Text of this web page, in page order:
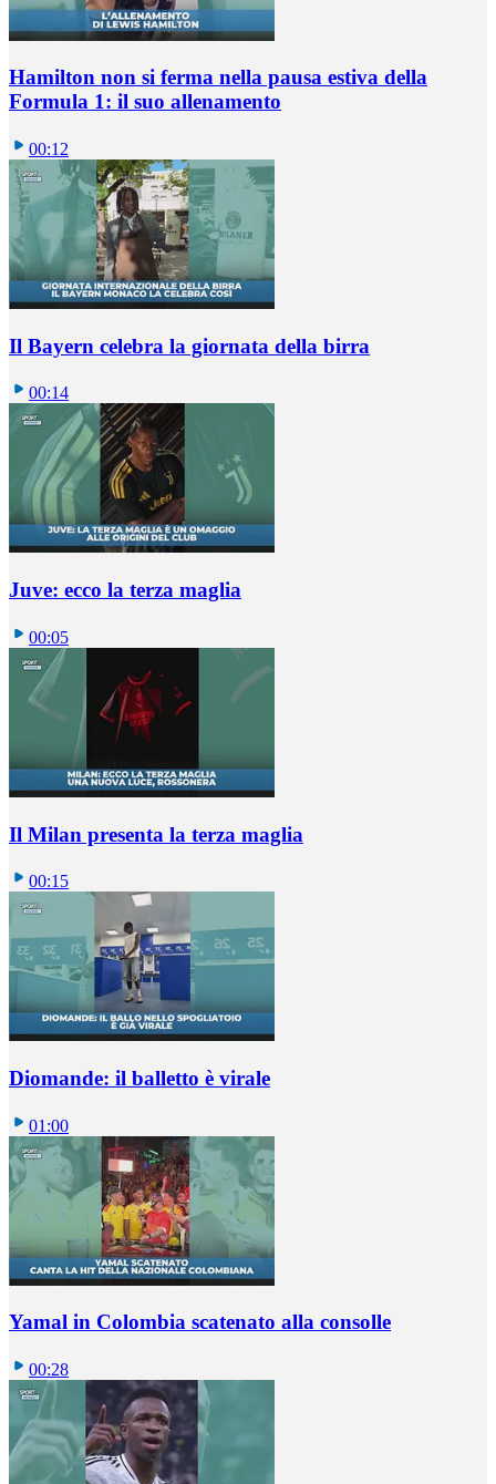
Hamilton non si ferma nella pausa estiva della
Formula 1: il suo allenamento
00:12
Il Bayern celebra la giornata della birra
00:14
Juve: ecco la terza maglia
00:05
Il Milan presenta la terza maglia
00:15
Diomande: il balletto è virale
01:00
Yamal in Colombia scatenato alla consolle
00:28